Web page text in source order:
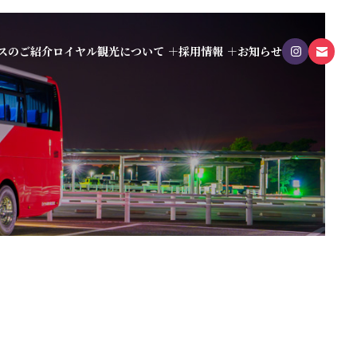
のご紹介ロイヤル観光について 採用情報 お知らせ